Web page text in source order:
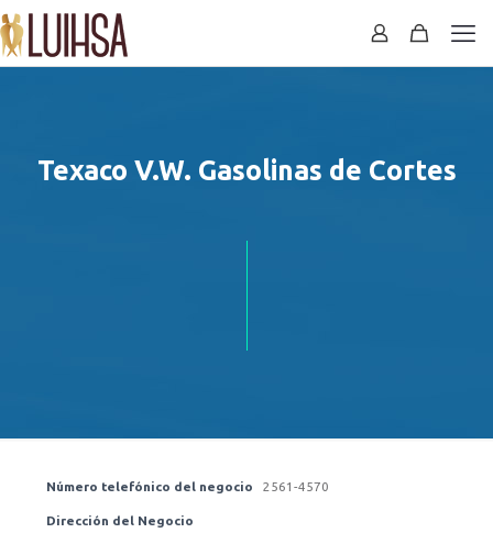
Texaco V.W. Gasolinas de Cortes
Número telefónico del negocio 2561-4570
Dirección del Negocio